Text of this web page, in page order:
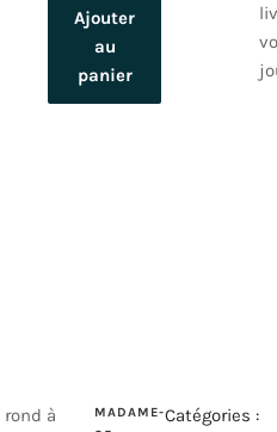
Ajouter
au
panier
rond à
MADAME-Catégories :